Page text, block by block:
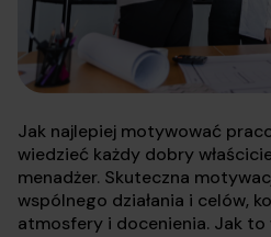
Jak najlepiej motywować
wiedzieć każdy dobry
menadżer. Skuteczna
wspólnego działania i celów,
atmosfery i docenienia. Jak